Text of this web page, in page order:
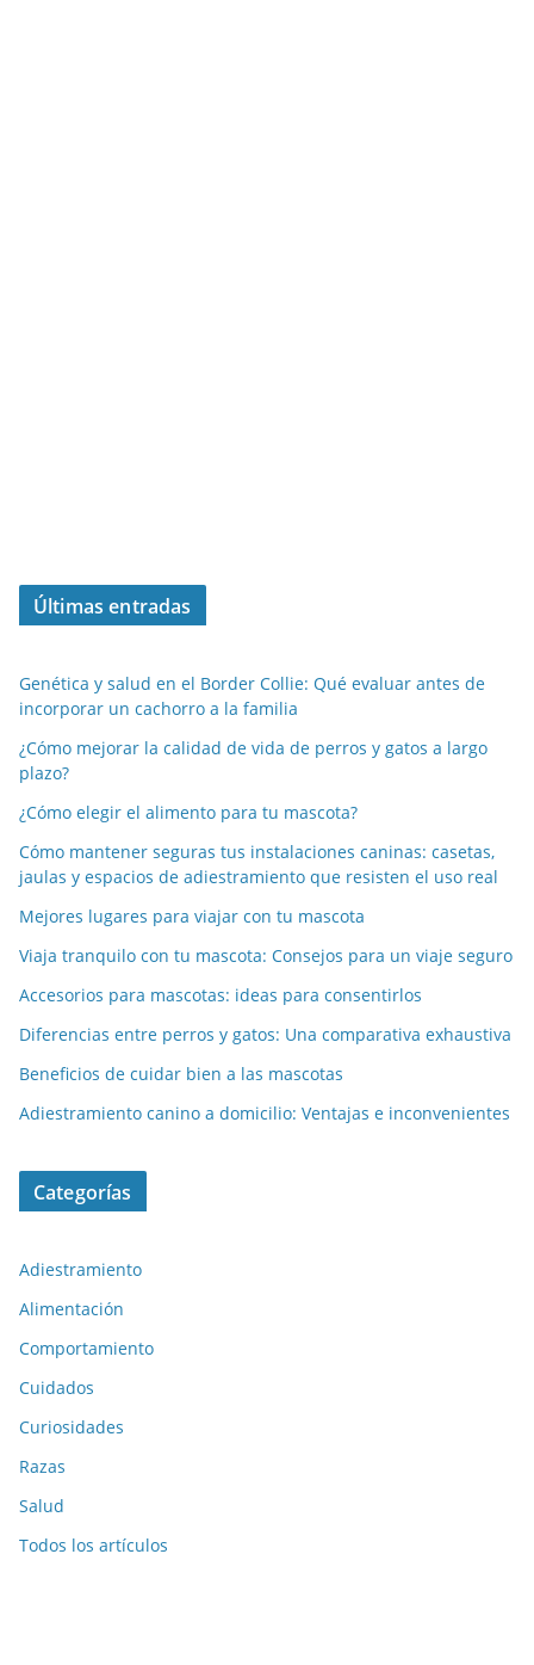
Últimas entradas
Genética y salud en el Border Collie: Qué evaluar antes de
incorporar un cachorro a la familia
¿Cómo mejorar la calidad de vida de perros y gatos a largo
plazo?
¿Cómo elegir el alimento para tu mascota?
Cómo mantener seguras tus instalaciones caninas: casetas,
jaulas y espacios de adiestramiento que resisten el uso real
Mejores lugares para viajar con tu mascota
Viaja tranquilo con tu mascota: Consejos para un viaje seguro
Accesorios para mascotas: ideas para consentirlos
Diferencias entre perros y gatos: Una comparativa exhaustiva
Beneficios de cuidar bien a las mascotas
Adiestramiento canino a domicilio: Ventajas e inconvenientes
Categorías
Adiestramiento
Alimentación
Comportamiento
Cuidados
Curiosidades
Razas
Salud
Todos los artículos